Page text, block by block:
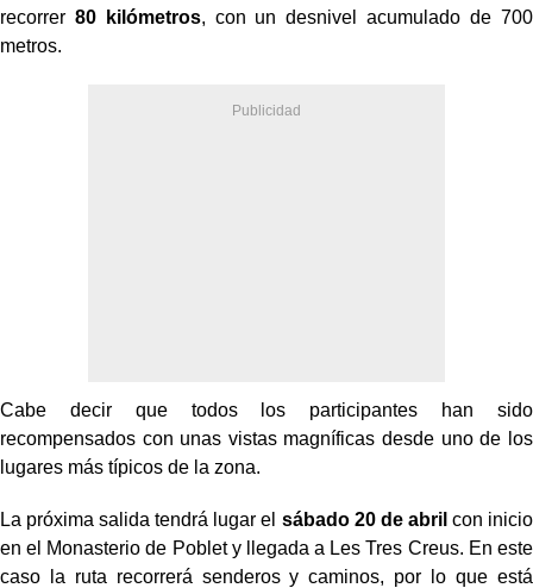
recorrer 80 kilómetros, con un desnivel acumulado de 700
metros.
Cabe decir que todos los participantes han sido
recompensados con unas vistas magníficas desde uno de los
lugares más típicos de la zona.
La próxima salida tendrá lugar el sábado 20 de abril con inicio
en el Monasterio de Poblet y llegada a Les Tres Creus. En este
caso la ruta recorrerá senderos y caminos, por lo que está